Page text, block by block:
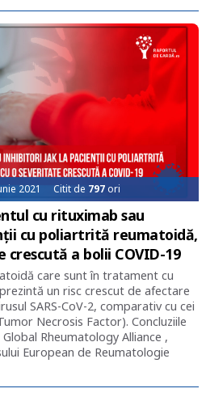
2021 Citit de 797 ori
cu rituximab sau
cu poliartrită reumatoidă,
a bolii COVID-19
care sunt în tratament cu
un risc crescut de afectare
SARS-CoV-2, comparativ cu cei
Necrosis Factor). Concluziile
Rheumatology Alliance ,
European de Reumatologie